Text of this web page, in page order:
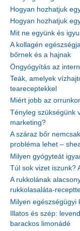
Hogyan hozhatjuk
Hogyan hozhatjuk
Mit ne együnk és
A kollagén
bőrnek és a hajnak
Öngyógyítás az
Teák, amelyek
teareceptekkel
Miért jobb az
Tényleg szükségünk
marketing?
A száraz bőr
probléma lehet –
Milyen gyógyteát
Túl sok vizet iszunk?
A rukkolának
rukkolasaláta-
Milyen egészségügyi
Illatos és szép:
barackos limonádé